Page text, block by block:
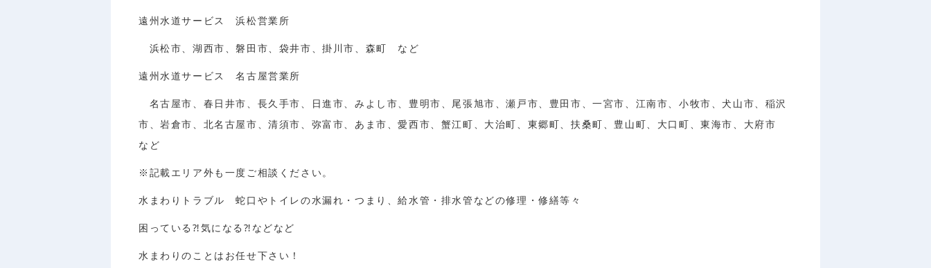
遠州水道サービス 浜松営業所
浜松市、湖西市、磐田市、袋井市、掛川市、森町 など
遠州水道サービス 名古屋営業所
名古屋市、春日井市、長久手市、日進市、みよし市、豊明市、尾張旭市、瀬戸市、豊田市、一宮市、江南市、小牧市、犬山市、稲沢
市、岩倉市、北名古屋市、清須市、弥富市、あま市、愛西市、蟹江町、大治町、東郷町、扶桑町、豊山町、大口町、東海市、大府市
など
※記載エリア外も一度ご相談ください。
水まわりトラブル 蛇口やトイレの水漏れ・つまり、給水管・排水管などの修理・修繕等々
困っている⁈気になる⁈などなど
水まわりのことはお任せ下さい！